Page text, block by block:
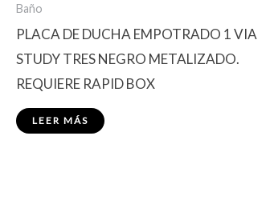
Baño
PLACA DE DUCHA EMPOTRADO 1 VIA
STUDY TRES NEGRO METALIZADO.
REQUIERE RAPID BOX
LEER MÁS